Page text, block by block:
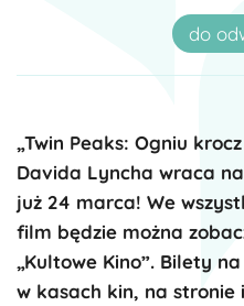
do
„Twin Peaks: Ogniu
Davida Lyncha wraca
już 24 marca! We
film będzie można
„Kultowe Kino”. Bilety
w kasach kin, na stronie